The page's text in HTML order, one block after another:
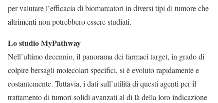
per valutare l’efficacia di biomarcatori in diversi tipi di tumore che
altrimenti non potrebbero essere studiati.
Lo studio MyPathway
Nell’ultimo decennio, il panorama dei farmaci target, in grado di
colpire bersagli molecolari specifici, si è evoluto rapidamente e
costantemente. Tuttavia, i dati sull’utilità di questi agenti per il
trattamento di tumori solidi avanzati al di là della loro indicazione